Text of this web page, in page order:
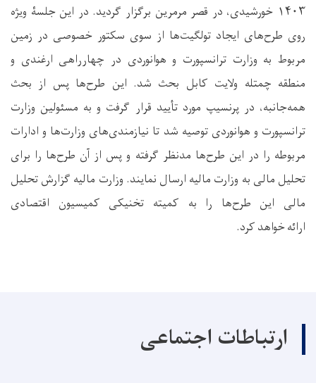
۱۴۰۳ خورشیدی، در قصر مرمرین برگزار گردید. در این جلسۀ ویژه
روی طرح‌های ایجاد تولگیت‌ها از سوی سکتور خصوصی در زمین
مربوط به وزارت ترانسپورت و هوانوردی در چهارراهی ارغندی و
منطقه چمتله ولایت کابل بحث شد. این طرح‌ها پس از بحث
همه‌جانبه، در پرنسیپ مورد تأیید قرار گرفت و به مسئولین وزارت
ترانسپورت و هوانوردی توصیه شد تا نیازمندی‌های وزارت‌ها و ادارات
مربوطه را در این طرح‌ها مدنظر گرفته و پس از آن طرح‌ها را برای
تحلیل مالی به وزارت مالیه ارسال نمایند. وزارت مالیه گزارش تحلیل
مالی این طرح‌ها را به کمیته تخنیکی کمیسیون اقتصادی
ارائه خواهد کرد.
ارتباطات اجتماعی